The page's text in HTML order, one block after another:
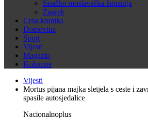
Sisačko moslavačka županija
Zagreb
Crna kronika
Domovina
Sport
Vijesti
Magazin
Kolumne
Vijesti
Mortus pijana majka sletjela s ceste i
spasile autosjedalice
Nacionalnoplus